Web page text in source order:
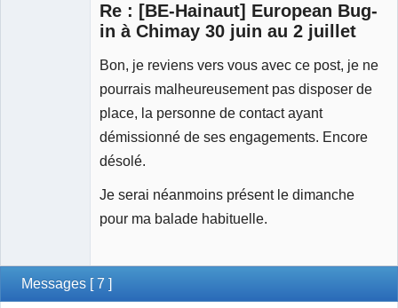
Re : [BE-Hainaut] European Bug-
in à Chimay 30 juin au 2 juillet
Bon, je reviens vers vous avec ce post, je ne
pourrais malheureusement pas disposer de
place, la personne de contact ayant
démissionné de ses engagements. Encore
désolé.
Je serai néanmoins présent le dimanche
pour ma balade habituelle.
Messages [ 7 ]